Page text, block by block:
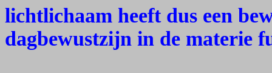
lichtlichaam heeft dus een
dagbewustzijn in de materie